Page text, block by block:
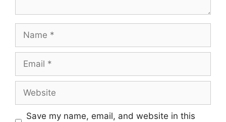
Save my name, email, and website in this